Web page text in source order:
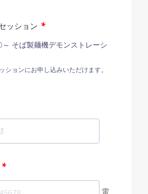
ッション *
そば製麺機デモンストレーシ
ションにお申し込みいただけます。
*
電